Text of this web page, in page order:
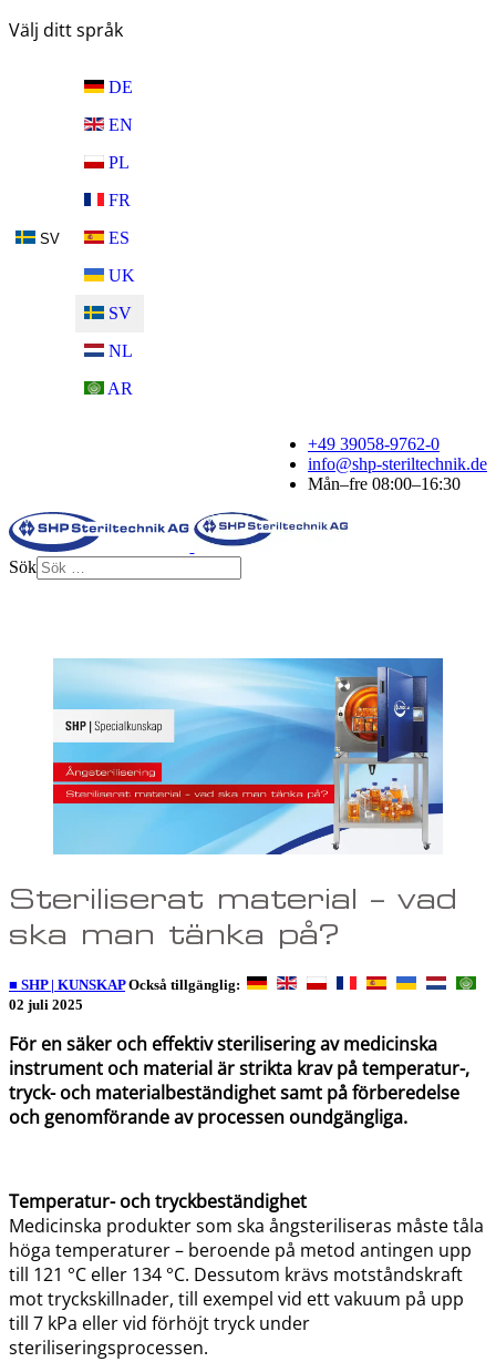
Välj ditt språk
SV
DE
EN
PL
FR
ES
UK
SV
NL
AR
+49 39058-9762-0
info@shp-steriltechnik.de
Mån–fre 08:00–16:30
Sök
Steriliserat material – vad
ska man tänka på?
■ SHP | KUNSKAP Också tillgänglig:
02 juli 2025
För en säker och effektiv sterilisering av medicinska
instrument och material är strikta krav på temperatur-,
tryck- och materialbeständighet samt på förberedelse
och genomförande av processen oundgängliga.
Temperatur- och tryckbeständighet
Medicinska produkter som ska ångsteriliseras måste tåla
höga temperaturer – beroende på metod antingen upp
till 121 °C eller 134 °C. Dessutom krävs motståndskraft
mot tryckskillnader, till exempel vid ett vakuum på upp
till 7 kPa eller vid förhöjt tryck under
steriliseringsprocessen.